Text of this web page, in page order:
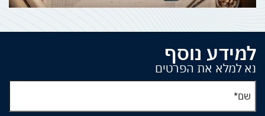
למידע נוסף
נא למלא את הפרטים